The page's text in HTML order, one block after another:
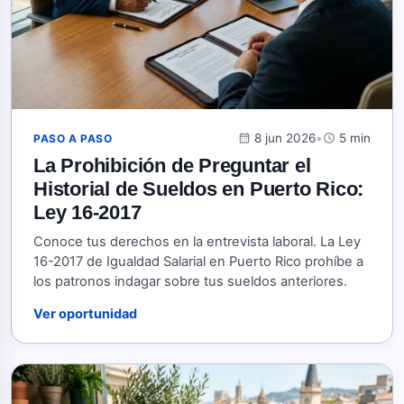
PASO A PASO calendar_month 8 jun 2026•schedule 5 min
La Prohibición de Preguntar el
Historial de Sueldos en Puerto Rico:
Ley 16-2017
Conoce tus derechos en la entrevista laboral. La Ley
16-2017 de Igualdad Salarial en Puerto Rico prohíbe a
los patronos indagar sobre tus sueldos anteriores.
Ver oportunidad